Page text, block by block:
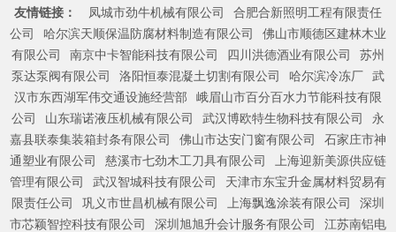
友情链接：
凤城市劲牛机械有限公司
合肥合新照明工程有限责任
公司
哈尔滨天顺保温防腐材料制造有限公司
佛山市顺德区建林木业
有限公司
南京中卡智能科技有限公司 四川洪德酒业有限公司
苏州
泵达泵阀有限公司
洛阳恒泰混凝土切割有限公司 哈尔滨冷冻厂 武
汉市东西湖军伟交通设施经营部
峨眉山市百分百水力节能科技有限
公司
山东瑞诺液压机械有限公司 武汉博欧特生物科技有限公司
永
嘉县联泰集装箱封条有限公司
佛山市达安门窗有限公司
石家庄市神
通塑业有限公司
慈溪市七劲木工刀具有限公司
上海迎新美源供应链
管理有限公司
武汉智城科技有限公司
天津市东宝升金属材料贸易有
限责任公司
巩义市世昌机械有限公司 上海飘逸涂装有限公司
深圳
市芯颖智控科技有限公司
深圳旭旭升会计服务有限公司
江苏南铝电